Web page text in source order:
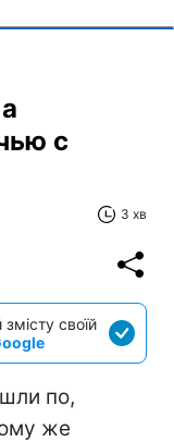
с
3 хв
своїй
по,
же